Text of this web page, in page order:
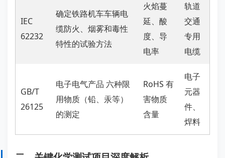
IEC
62232
确定铁路机车车辆电
缆防火、烟雾和毒性
特性的试验方法
火焰蔓
延、酸
度、导
电率
轨道
交通
专用
电缆
GB/T
26125
电子电气产品 六种限
用物质（铅、汞等）
的测定
RoHS 有
害物质
含量
电子
元器
件、
焊料